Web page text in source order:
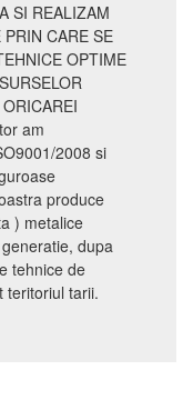
SI REALIZAM
CARE SE
OPTIME
am
2008 si
produce
) metalice
dupa
tehnice de
teritoriul tarii.